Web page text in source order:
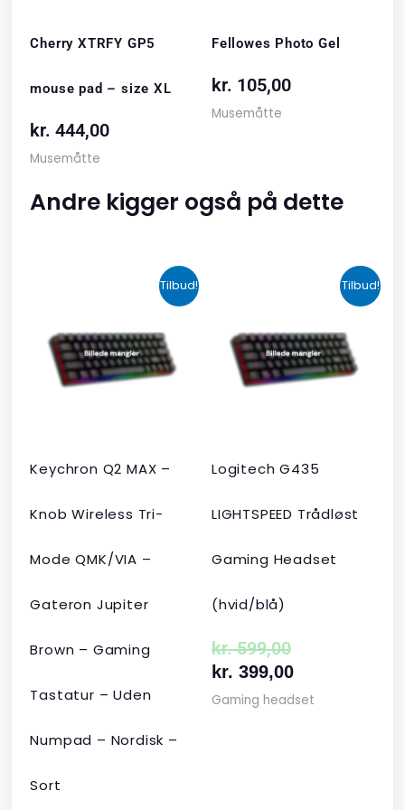
Cherry XTRFY GP5
mouse pad – size XL
kr. 444,00
Musemåtte
Fellowes Photo Gel
kr. 105,00
Musemåtte
Andre kigger også på dette
Tilbud!
Keychron Q2 MAX –
Knob Wireless Tri-
Mode QMK/VIA –
Gateron Jupiter
Brown – Gaming
Tastatur – Uden
Numpad – Nordisk –
Sort
oprindelige
pris
var:
kr. 2.190,00.
Den
aktuelle
pris
er:
kr. 1.465,00.
Tilbud!
Logitech G435
LIGHTSPEED Trådløst
Gaming Headset
(hvid/blå)
kr.599,00
oprindelige
pris
var:
kr. 599,00.
kr. 399,00
aktuelle
pris
er:
kr. 399,00.
Gaming headset